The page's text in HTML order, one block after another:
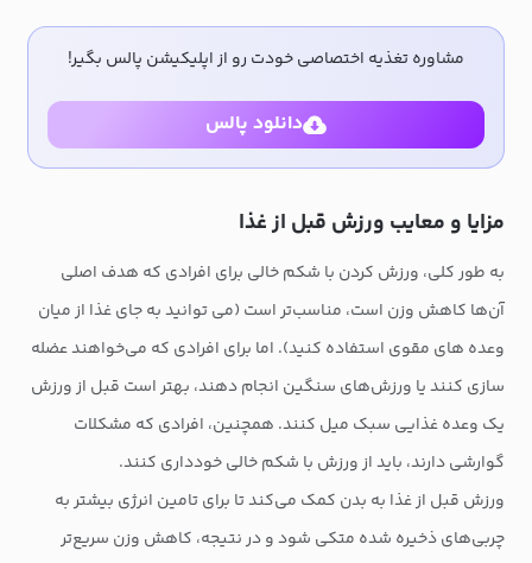
مشاوره تغذیه اختصاصی خودت رو از اپلیکیشن پالس بگیر!
دانلود پالس
مزایا و معایب ورزش قبل از غذا
به طور کلی، ورزش کردن با شکم خالی برای افرادی که هدف اصلی
آن‌ها کاهش وزن است، مناسب‌تر است (می توانید به جای غذا از میان
وعده های مقوی استفاده کنید). اما برای افرادی که می‌خواهند عضله
سازی کنند یا ورزش‌های سنگین انجام دهند، بهتر است قبل از ورزش
یک وعده غذایی سبک میل کنند. همچنین، افرادی که مشکلات
گوارشی دارند، باید از ورزش با شکم خالی خودداری کنند.
ورزش قبل از غذا به بدن کمک می‌کند تا برای تامین انرژی بیشتر به
چربی‌های ذخیره‌ شده متکی شود و در نتیجه، کاهش وزن سریع‌تر